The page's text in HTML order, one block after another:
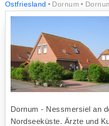
Ostfriesland Dornum
Dornum - Nessmersiel an
Nordseeküste. Ärzte und